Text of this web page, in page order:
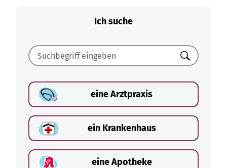
Ich suche
Suchen
eine Arztpraxis
ein Krankenhaus
eine Apotheke